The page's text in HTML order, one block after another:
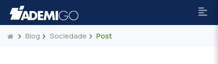
Blog Sociedade Post